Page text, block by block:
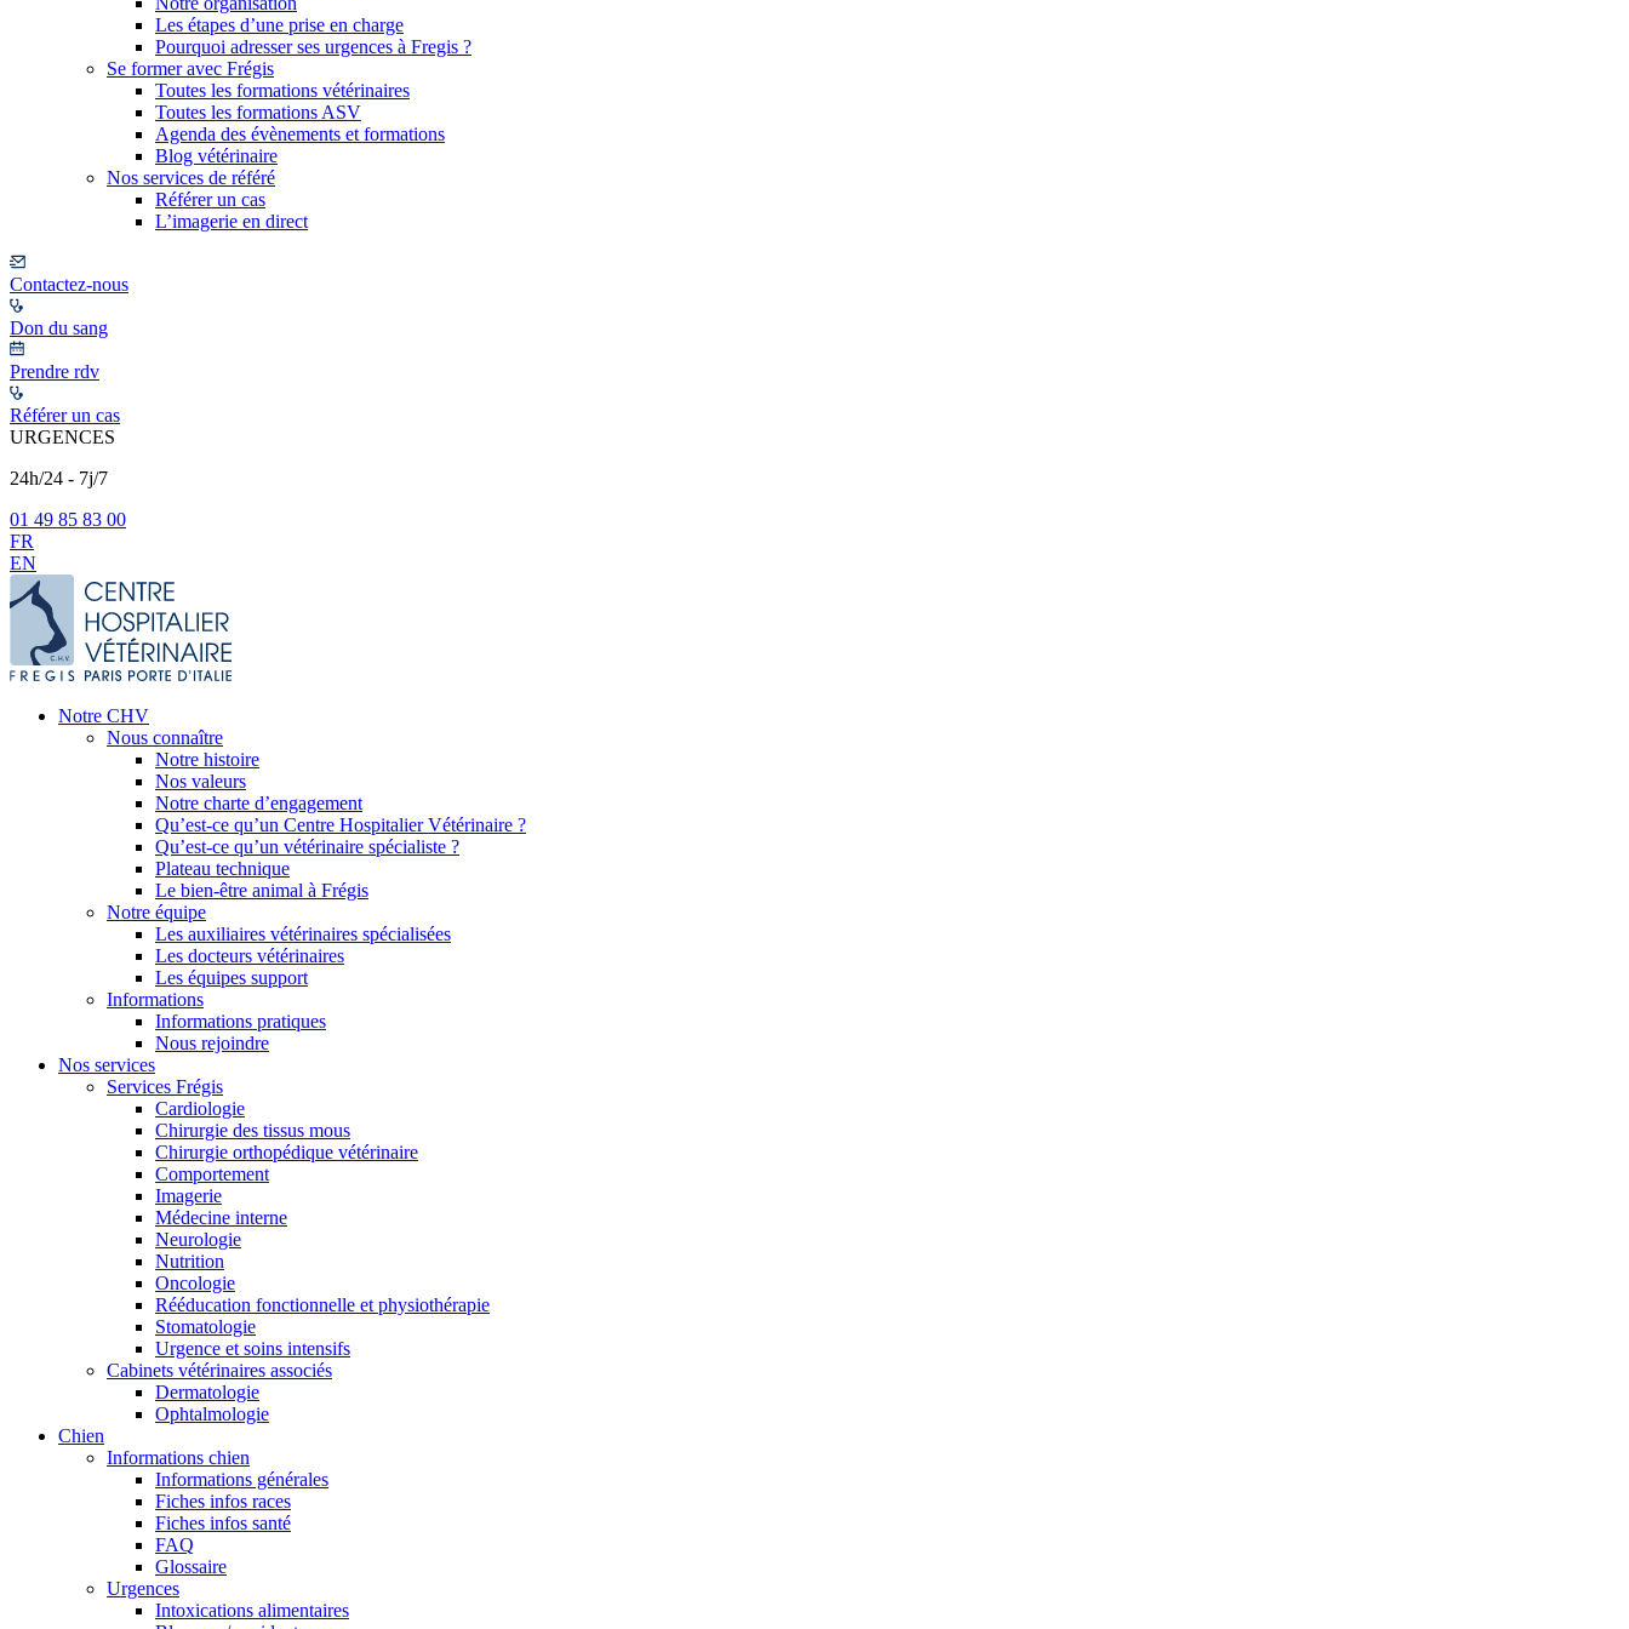
Les étapes d’une prise en charge
Pourquoi adresser ses urgences à Fregis ?
Se former avec Frégis
Toutes les formations vétérinaires
Toutes les formations ASV
Agenda des évènements et formations
Blog vétérinaire
Nos services de référé
Référer un cas
L’imagerie en direct
Contactez-nous
Don du sang
Prendre rdv
Référer un cas
URGENCES
24h/24 - 7j/7
01 49 85 83 00
FR
EN
Notre CHV
Nous connaître
Notre histoire
Nos valeurs
Notre charte d’engagement
Qu’est-ce qu’un Centre Hospitalier Vétérinaire ?
Qu’est-ce qu’un vétérinaire spécialiste ?
Plateau technique
Le bien-être animal à Frégis
Notre équipe
Les auxiliaires vétérinaires spécialisées
Les docteurs vétérinaires
Les équipes support
Informations
Informations pratiques
Nous rejoindre
Nos services
Services Frégis
Cardiologie
Chirurgie des tissus mous
Chirurgie orthopédique vétérinaire
Comportement
Imagerie
Médecine interne
Neurologie
Nutrition
Oncologie
Rééducation fonctionnelle et physiothérapie
Stomatologie
Urgence et soins intensifs
Cabinets vétérinaires associés
Dermatologie
Ophtalmologie
Chien
Informations chien
Informations générales
Fiches infos races
Fiches infos santé
FAQ
Glossaire
Urgences
Intoxications alimentaires